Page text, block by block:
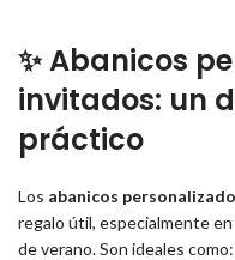
✨ Abanicos
invitados: un
práctico
Los abanicos
regalo útil, especialmente
de verano. Son ideales como: